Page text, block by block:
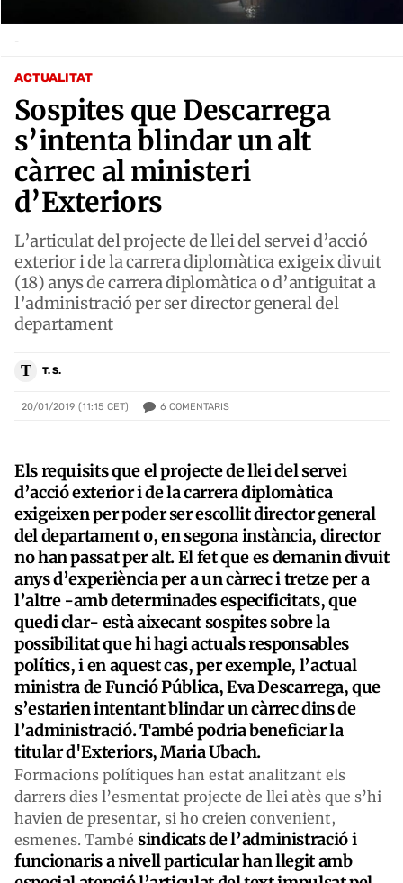
ACTUALITAT
Sospites que Descarrega
s’intenta blindar un alt
càrrec al ministeri
d’Exteriors
L’articulat del projecte de llei del servei d’acció
exterior i de la carrera diplomàtica exigeix divuit
(18) anys de carrera diplomàtica o d’antiguitat a
l’administració per ser director general del
departament
T T. S.
20/01/2019 (11:15 CET) 6 COMENTARIS
-
Els requisits que el projecte de llei del servei
d’acció exterior i de la carrera diplomàtica
exigeixen per poder ser escollit director general
del departament o, en segona instància, director
no han passat per alt. El fet que es demanin divuit
anys d’experiència per a un càrrec i tretze per a
l’altre -amb determinades especificitats, que
quedi clar- està aixecant sospites sobre la
possibilitat que hi hagi actuals responsables
polítics, i en aquest cas, per exemple, l’actual
ministra de Funció Pública, Eva Descarrega, que
s’estarien intentant blindar un càrrec dins de
l’administració. També podria beneficiar la
titular d'Exteriors, Maria Ubach.
Formacions polítiques han estat analitzant els
darrers dies l’esmentat projecte de llei atès que s’hi
havien de presentar, si ho creien convenient,
esmenes. També sindicats de l’administració i
funcionaris a nivell particular han llegit amb